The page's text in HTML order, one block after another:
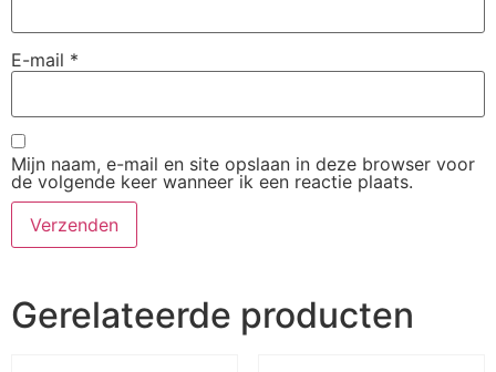
E-mail *
Mijn naam, e-mail en site opslaan in deze browser voor
de volgende keer wanneer ik een reactie plaats.
Gerelateerde producten